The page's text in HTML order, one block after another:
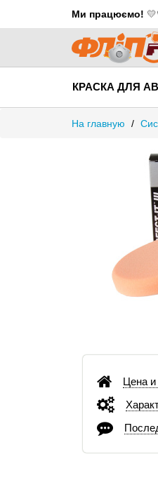
Ми працюємо!
КРАСКА ДЛЯ
На главную /
Цена и